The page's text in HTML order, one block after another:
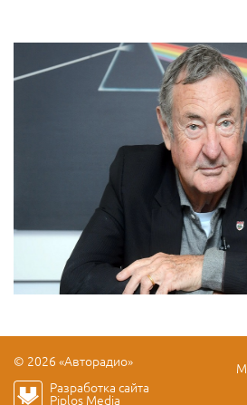
© 2026 «Авторадио»
Разработка сайта
Piplos Media